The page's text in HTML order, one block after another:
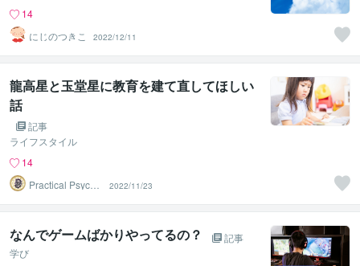
14
にじのつきこ
2022/12/11
龍高星と玉堂星に教育を建て直してほしい
話
記事
ライフスタイル
14
Practical Psycho
2022/11/23
なんでゲームばかりやってるの？
記事
学び